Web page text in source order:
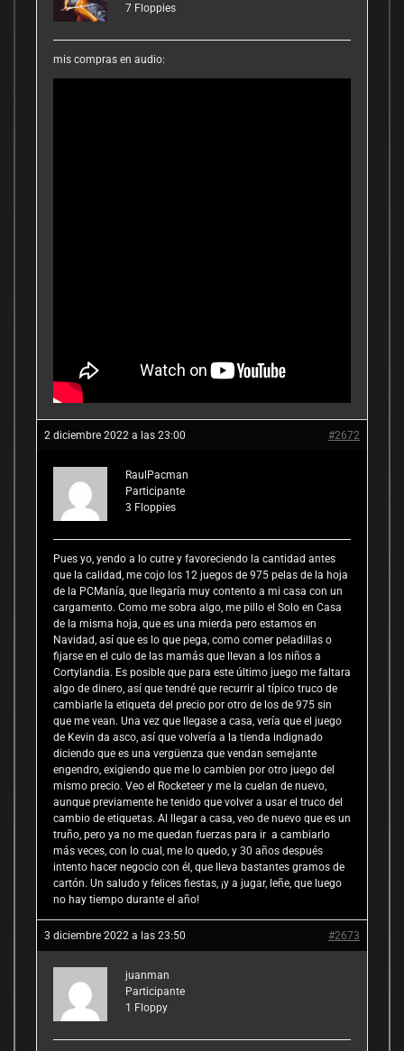
7 Floppies
mis compras en audio:
2 diciembre 2022 a las 23:00 #2672
RaulPacman
Participante
3 Floppies
Pues yo, yendo a lo cutre y favoreciendo la cantidad antes
que la calidad, me cojo los 12 juegos de 975 pelas de la hoja
de la PCManía, que llegaría muy contento a mi casa con un
cargamento. Como me sobra algo, me pillo el Solo en Casa
de la misma hoja, que es una mierda pero estamos en
Navidad, así que es lo que pega, como comer peladillas o
fijarse en el culo de las mamás que llevan a los niños a
Cortylandia. Es posible que para este último juego me faltara
algo de dinero, así que tendré que recurrir al típico truco de
cambiarle la etiqueta del precio por otro de los de 975 sin
que me vean. Una vez que llegase a casa, vería que el juego
de Kevin da asco, así que volvería a la tienda indignado
diciendo que es una vergüenza que vendan semejante
engendro, exigiendo que me lo cambien por otro juego del
mismo precio. Veo el Rocketeer y me la cuelan de nuevo,
aunque previamente he tenido que volver a usar el truco del
cambio de etiquetas. Al llegar a casa, veo de nuevo que es un
truño, pero ya no me quedan fuerzas para ir a cambiarlo
más veces, con lo cual, me lo quedo, y 30 años después
intento hacer negocio con él, que lleva bastantes gramos de
cartón. Un saludo y felices fiestas, ¡y a jugar, leñe, que luego
no hay tiempo durante el año!
3 diciembre 2022 a las 23:50 #2673
juanman
Participante
1 Floppy